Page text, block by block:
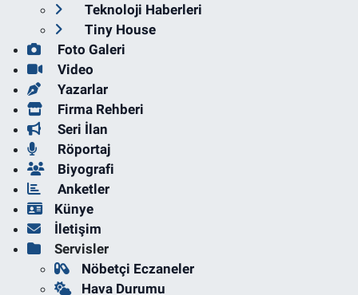
Teknoloji Haberleri
Tiny House
Foto Galeri
Video
Yazarlar
Firma Rehberi
Seri İlan
Röportaj
Biyografi
Anketler
Künye
İletişim
Servisler
Nöbetçi Eczaneler
Hava Durumu